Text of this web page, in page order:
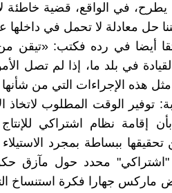
يطرح، في الواقع، قضية خاطئة
حل معادلة لا تحمل في داخلها
أيضا في رده فكتب: «تيقن
في بلد ما، إذا لم تصل
هذه الإجراءات التي من
توفير الوقت المطلوب لاتخاذ
إقامة نظام اشتراكي
تحقيقها ببساطة بمجرد
محدد حول مآزق
جهارا فكرة استنساخ